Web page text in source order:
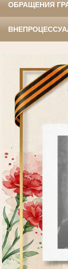
ОБРАЩЕНИЯ